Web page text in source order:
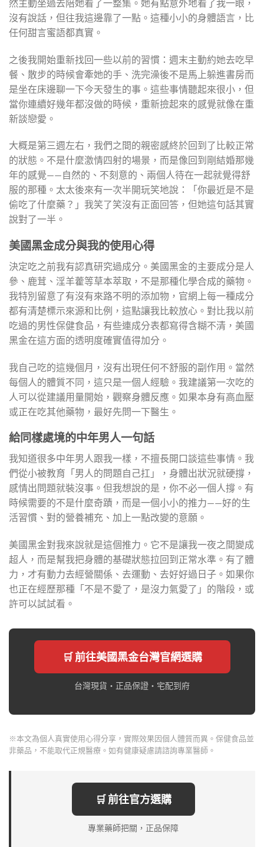
然主動坐過去陪她看了一整集。她有點意外地看了我一眼，
沒有說話，但往我這邊靠了一點。這種小小的身體語言，比
任何甜言蜜語都真實。
之後我開始重新找回一些以前的習慣：週末主動約她去吃早
餐、散步的時候會牽她的手、洗完澡後不是馬上躲進書房而
是坐在床邊聊一下今天發生的事。這些事情聽起來很小，但
當你連續好幾年都沒做的時候，重新撿起來的感覺就像在重
新談戀愛。
大概是第三週左右，我們之間的親密感終於回到了比較正常
的狀態。不是什麼激情四射的場景，而是像回到剛結婚那幾
年的感覺——自然的、不刻意的、兩個人待在一起就覺得舒
服的那種。太太後來有一次半開玩笑地說：「你最近是不是
偷吃了什麼藥？」我笑了笑沒有正面回答，但她這句話其實
說對了一半。
美國黑金成分與我的使用心得
決定吃之前我有認真研究過成分。美國黑金的主要成分是人
參、鹿茸、淫羊藿等草本萃取，不是那種化學合成的藥物。
我特別留意了有沒有來路不明的添加物，官網上每一種成分
都有清楚標示來源和比例，這點讓我比較放心。對比我以前
吃過的男性保健食品，有些連成分表都寫得含糊不清，美國
黑金在這方面的透明度確實值得加分。
我自己吃的這幾個月，沒有出現任何不舒服的副作用。當然
每個人的體質不同，這只是一個人經驗。我建議第一次吃的
人可以從建議用量開始，觀察身體反應。如果本身有高血壓
或正在吃其他藥物，最好先問一下醫生。
給同樣處境的中年男人一句話
我知道很多中年男人跟我一樣，不擅長開口談這些事情。我
們從小被教育「男人的問題自己扛」，身體出狀況就硬撐，
感情出問題就裝沒事。但我想說的是，你不必一個人撐。有
時候需要的不是什麼奇蹟，而是一個小小的推力——好的生
活習慣、對的營養補充、加上一點改變的意願。
美國黑金對我來說就是這個推力。它不是讓我一夜之間變成
超人，而是幫我把身體的基礎狀態拉回到正常水準。有了體
力，才有動力去經營關係、去運動、去好好過日子。如果你
也正在經歷那種「不是不愛了，是沒力氣愛了」的階段，或
許可以試試看。
🛒 前往美國黑金台灣官網選購
台灣現貨・正品保證・宅配到府
※本文為個人真實使用心得分享，實際效果因個人體質而異。保健食品並
非藥品，不能取代正規醫療。如有健康疑慮請諮詢專業醫師。
🛒 前往官方選購
專業藥師把關，正品保障